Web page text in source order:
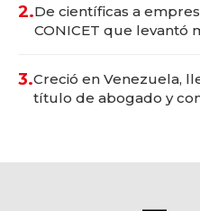
2.De científicas a
CONICET que levantó
3.Creció en Venezuela,
título de abogado y